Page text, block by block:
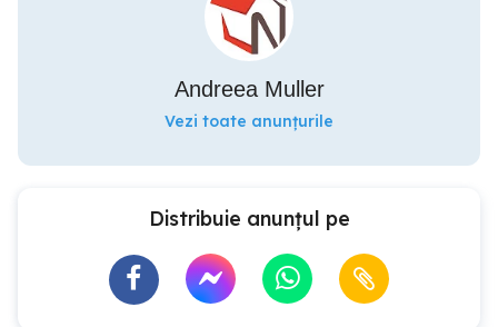
Andreea Muller
Vezi toate anunțurile
Distribuie anunțul pe